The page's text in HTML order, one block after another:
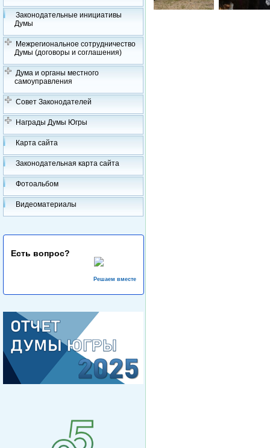
Законодательные инициативы
Думы
Межрегиональное сотрудничество
Думы (договоры и соглашения)
Дума и органы местного
самоуправления
Совет Законодателей
Награды Думы Югры
Карта сайта
Законодательная карта сайта
Фотоальбом
Видеоматериалы
Есть вопрос?
Решаем вместе